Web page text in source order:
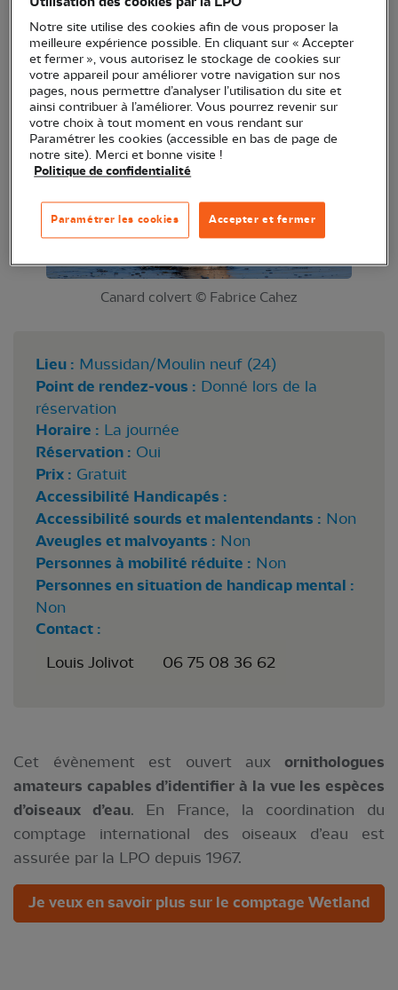
Le comptage Wetlands est un recensement
international annuel des populations hivernantes
d’oiseaux d’eau sur les zones humides à la mi-
janvier.
Canard colvert © Fabrice Cahez
Lieu : Mussidan/Moulin neuf (24)
Point de rendez-vous : Donné lors de la
réservation
Horaire : La journée
Réservation : Oui
Prix : Gratuit
Accessibilité Handicapés :
Accessibilité sourds et malentendants : Non
Aveugles et malvoyants : Non
Personnes à mobilité réduite : Non
Personnes en situation de handicap mental :
Non
Contact :
Louis Jolivot 06 75 08 36 62
Cet évènement est ouvert aux ornithologues
amateurs capables d’identifier à la vue les espèces
d’oiseaux d’eau. En France, la coordination du
comptage international des oiseaux d’eau est
assurée par la LPO depuis 1967.
Je veux en savoir plus sur le comptage Wetland
Notre site utilise des cookies afin de vous proposer la
meilleure expérience possible. En cliquant sur « Accepter
et fermer », vous autorisez le stockage de cookies sur
votre appareil pour améliorer votre navigation sur nos
pages, nous permettre d’analyser l’utilisation du site et
ainsi contribuer à l’améliorer. Vous pourrez revenir sur
votre choix à tout moment en vous rendant sur
Paramétrer les cookies (accessible en bas de page de
notre site). Merci et bonne visite !
Politique de confidentialité
Accepter et fermer
Paramétrer les cookies